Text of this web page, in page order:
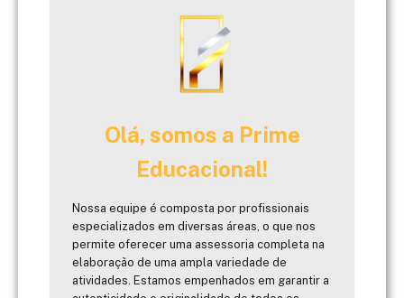
Olá, somos a Prime
Educacional!
Nossa equipe é composta por profissionais
especializados em diversas áreas, o que nos
permite oferecer uma assessoria completa na
elaboração de uma ampla variedade de
atividades. Estamos empenhados em garantir a